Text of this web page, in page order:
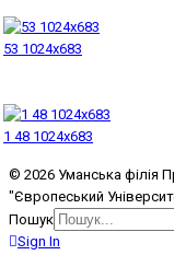
53 1024x683
1 48 1024x683
© 2026 Уманська філія
"Європеський
Пошук
Sign In